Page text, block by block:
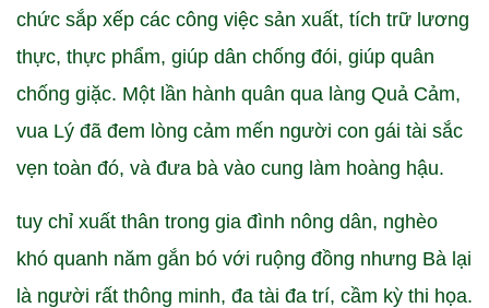
chức sắp xếp các công việc sản xuất, tích trữ lương
thực, thực phẩm, giúp dân chống đói, giúp quân
chống giặc. Một lần hành quân qua làng Quả Cảm,
vua Lý đã đem lòng cảm mến người con gái tài sắc
vẹn toàn đó, và đưa bà vào cung làm hoàng hậu.
tuy chỉ xuất thân trong gia đình nông dân, nghèo
khó quanh năm gắn bó với ruộng đồng nhưng Bà lại
là người rất thông minh, đa tài đa trí, cầm kỳ thi họa.